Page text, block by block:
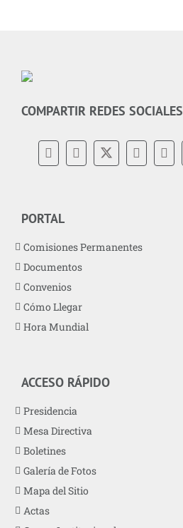
COMPARTIR REDES SOCIALES
PORTAL
Comisiones Permanentes
Documentos
Convenios
Cómo Llegar
Hora Mundial
ACCESO RÁPIDO
Presidencia
Mesa Directiva
Boletines
Galería de Fotos
Mapa del Sitio
Actas